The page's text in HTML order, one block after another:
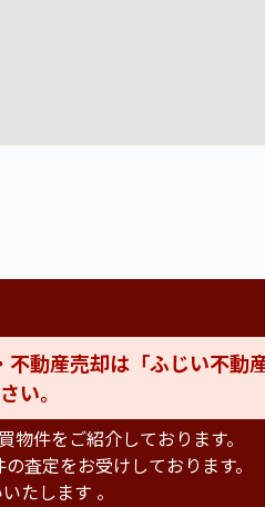
動産売却は「ふじい不動
い。
件をご紹介しております。
査定をお受けしております。
たします 。